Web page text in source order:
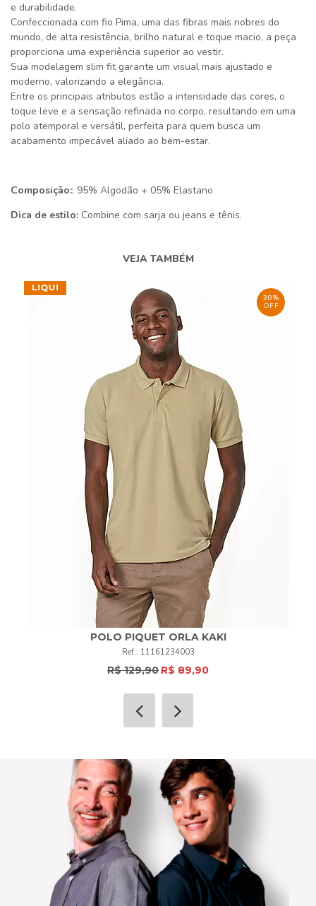
e durabilidade.
Confeccionada com fio Pima, uma das fibras mais nobres do
mundo, de alta resistência, brilho natural e toque macio, a peça
proporciona uma experiência superior ao vestir.
Sua modelagem slim fit garante um visual mais ajustado e
moderno, valorizando a elegância.
Entre os principais atributos estão a intensidade das cores, o
toque leve e a sensação refinada no corpo, resultando em uma
polo atemporal e versátil, perfeita para quem busca um
acabamento impecável aliado ao bem-estar.
Composição:: 95% Algodão + 05% Elastano
Dica de estilo: Combine com sarja ou jeans e tênis.
VEJA TAMBÉM
30%
OFF
POLO PIQUET ORLA KAKI
11161234003
R$ 129,90 R$ 89,90